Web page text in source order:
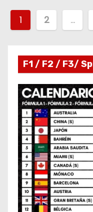
1 2 …
F1 / F2 / F3/